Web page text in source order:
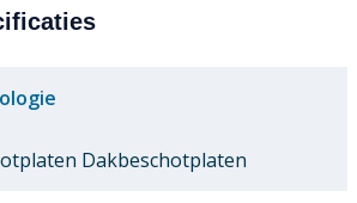
Dakbeschotplaten